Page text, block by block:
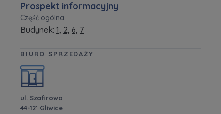
Prospekt informacyjny
Część ogólna
Budynek: 1, 2, 6, 7
BIURO SPRZEDAŻY
ul. Szafirowa
44-121 Gliwice